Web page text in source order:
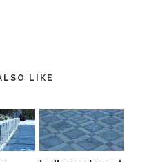
LIKE